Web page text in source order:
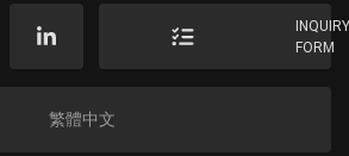
FORM
繁體中文